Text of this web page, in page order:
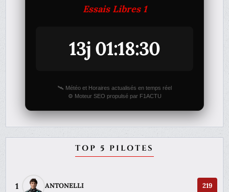
Essais Libres 1
13j 01:18:30
🛰️ Météo et Horaires actualisés en temps réel
⚙️ Moteur SEO propulsé par F1ACTU
TOP 5 PILOTES
1 ANTONELLI 219